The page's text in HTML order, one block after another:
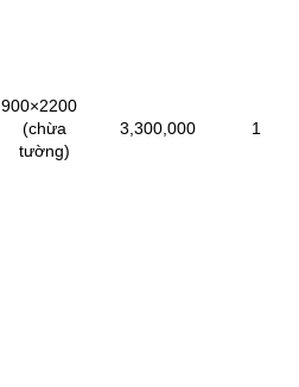
900×2200
(chừa
tường)
3,300,000 1